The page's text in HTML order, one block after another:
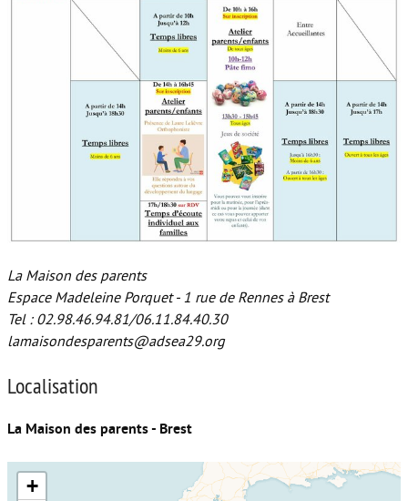
La Maison des parents
Espace Madeleine Porquet - 1 rue de Rennes à Brest
Tel : 02.98.46.94.81/06.11.84.40.30
lamaisondesparents@adsea29.org
Localisation
La Maison des parents - Brest
+